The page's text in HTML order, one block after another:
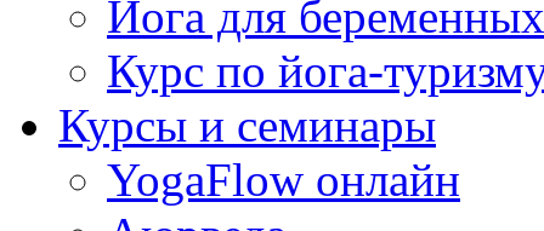
Йога для беременных
Курс по йога-
Курсы и семинары
YogaFlow онлайн